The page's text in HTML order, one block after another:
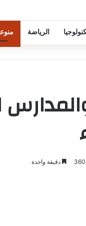
الرياضة
360 دقيقة واحدة